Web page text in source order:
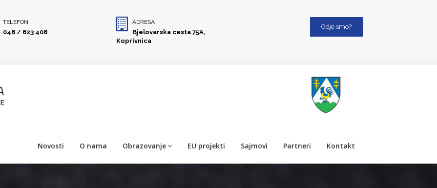
TELEFON
048 / 623 408
ADRESA
Bjelovarska cesta 75A,
Koprivnica
Gdje smo?
Novosti O nama Obrazovanje EU projekti Sajmovi Partneri Kontakt